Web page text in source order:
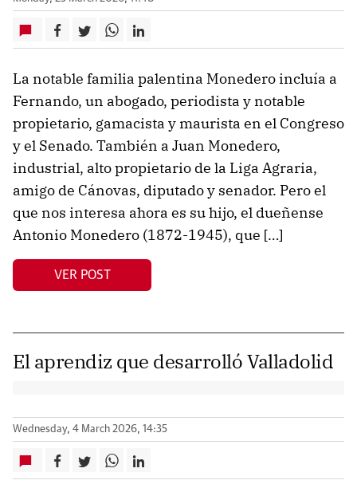
La notable familia palentina Monedero incluía a
Fernando, un abogado, periodista y notable
propietario, gamacista y maurista en el Congreso
y el Senado. También a Juan Monedero,
industrial, alto propietario de la Liga Agraria,
amigo de Cánovas, diputado y senador. Pero el
que nos interesa ahora es su hijo, el dueñense
Antonio Monedero (1872-1945), que […]
VER POST
El aprendiz que desarrolló Valladolid
Wednesday, 4 March 2026, 14:35